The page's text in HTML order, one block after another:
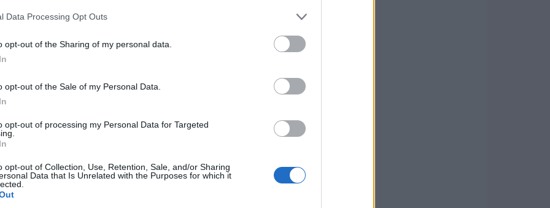
Data Processing Opt Outs
opt-out of the Sharing of my personal data.
opt-out of the Sale of my Personal Data.
opt-out of processing my Personal Data for Targeted
opt-out of Collection, Use, Retention, Sale, and/or Sharing
Data that Is Unrelated with the Purposes for which it
e stile
must-haveper l’estate. Non solo è ultra
distinguere sulla spiaggia. Disponibile in
praticità e moda. Immagina di stenderti su
preferito, circondata da amici e sole. Non
e versatilità